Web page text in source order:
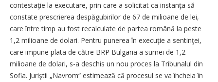
contestaţie la executare, prin care a solicitat ca instanţa să
constate prescrierea despăgubirilor de 67 de milioane de lei,
care între timp au fost recalculate de partea română la peste
1,2 milioane de dolari. Pentru punerea în execuţie a sentinţei,
care impune plata de către BRP Bulgaria a sumei de 1,2
milioane de dolari, s-a deschis un nou proces la Tribunalul din
Sofia. Juriştii „Navrom“ estimează că procesul se va încheia în